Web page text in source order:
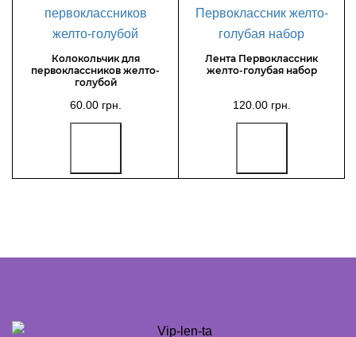
Колокольчик для
первоклассников желто-
голубой
60.00 грн.
Лента Первоклассник
желто-голубая набор
120.00 грн.